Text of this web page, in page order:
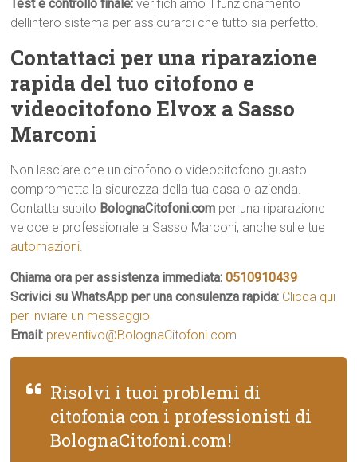
Test e controllo finale:verifichiamo il funzionamento
dellintero sistema per assicurarci che tutto sia perfetto.
Contattaci per una riparazione
rapida del tuo citofono e
videocitofono Elvox a Sasso
Marconi
Non lasciare che un citofono o videocitofono guasto
comprometta la sicurezza della tua casa o azienda.
Contatta subito BolognaCitofoni.com per una riparazione
veloce e professionale a Sasso Marconi, anche sulle tue
automazioni.
Chiama ora per assistenza immediata:0510910439
Scrivici su WhatsApp per una consulenza rapida: Clicca qui
per inviare un messaggio
Email: preventivo@BolognaCitofoni.com
Risolvi i tuoi problemi di
citofonia con i professionisti di
BolognaCitofoni.com!